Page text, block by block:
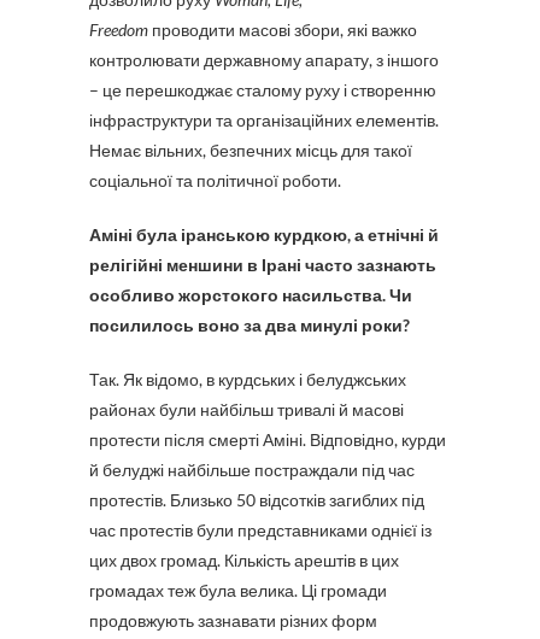
Freedom проводити масові збори, які важко
контролювати державному апарату, з іншого
– це перешкоджає сталому руху і створенню
інфраструктури та організаційних елементів.
Немає вільних, безпечних місць для такої
соціальної та політичної роботи.
Аміні була іранською курдкою, а етнічні й
релігійні меншини в Ірані часто зазнають
особливо жорстокого насильства. Чи
посилилось воно за два минулі роки?
Так. Як відомо, в курдських і белуджських
районах були найбільш тривалі й масові
протести після смерті Аміні. Відповідно, курди
й белуджі найбільше постраждали під час
протестів. Близько 50 відсотків загиблих під
час протестів були представниками однієї із
цих двох громад. Кількість арештів в цих
громадах теж була велика. Ці громади
продовжують зазнавати різних форм